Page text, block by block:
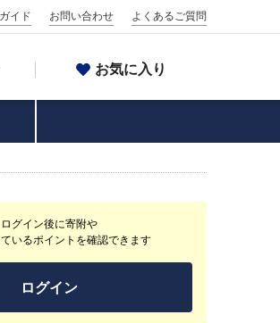
イド お問い合わせ よくあるご質問
お気に入り
ログイン後に寄附や
いるポイントを確認できます
ログイン